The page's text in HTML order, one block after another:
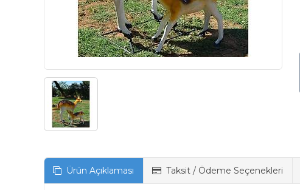
Ürün Açıklaması Taksit / Ödeme Seçenekleri